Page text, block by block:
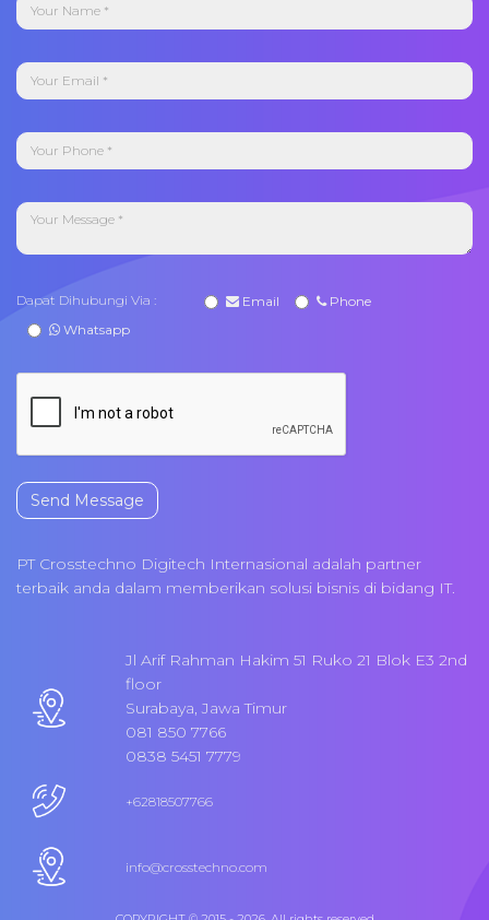
Dapat Dihubungi Via : Email
Phone
Whatsapp
Send Message
PT Crosstechno Digitech Internasional adalah partner
terbaik anda dalam memberikan solusi bisnis di bidang IT.
Jl Arif Rahman Hakim 51 Ruko 21 Blok E3 2nd
floor
Surabaya, Jawa Timur
081 850 7766
0838 5451 7779
+62818507766
info@crosstechno.com